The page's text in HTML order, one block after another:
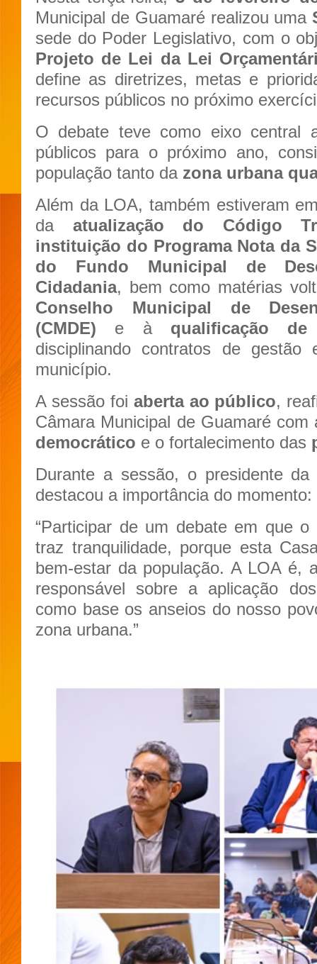
Municipal de Guamaré realizou uma
sede do Poder Legislativo, com o
Projeto de Lei da Lei
define as diretrizes, metas e
recursos públicos no próximo
O debate teve como eixo central
públicos para o próximo ano,
população tanto da zona urbana
Além da LOA, também estiveram
da atualização do Código
instituição do Programa Nota da
do Fundo Municipal de
Cidadania, bem como matérias
Conselho Municipal de
(CMDE) e à qualificação de
disciplinando contratos de
município.
A sessão foi aberta ao público,
Câmara Municipal de Guamaré
democrático e o fortalecimento das
Durante a sessão, o presidente
destacou a importância do momento:
“Participar de um debate em que
traz tranquilidade, porque esta
bem-estar da população. A LOA é,
responsável sobre a aplicação
como base os anseios do nosso
zona urbana.”